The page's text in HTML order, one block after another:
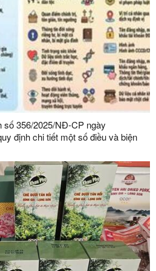
số 356/2025/NĐ-CP ngày
định chi tiết một số điều và biện